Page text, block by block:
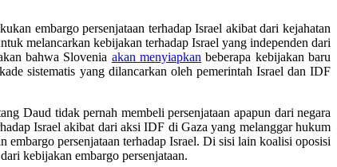
embargo persenjataan terhadap Israel akibatdari kejahatan
melancarkan kebijakan terhadap Israel yang independen dari
bahwa Slovenia akan menyiapkan beberapa kebijakan baru
sistematis yang dilancarkan oleh pemerintah Israel dan IDF
Daud tidak pernah membelipersenjataan apapun dari negara
Israel akibat dari aksi IDF di Gaza yang melanggar hukum
embargo persenjataan terhadap Israel. Di sisi lain koalisi oposisi
dari kebijakan embargo persenjataan.